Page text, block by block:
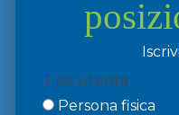
Tipo utente
Persona fisica